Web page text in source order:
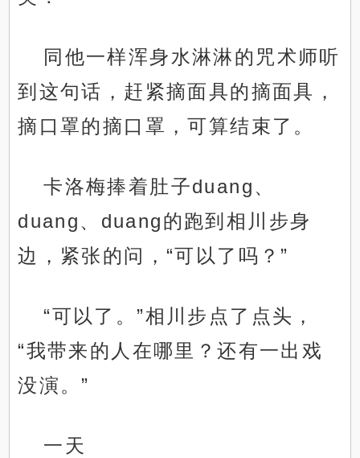
同他一样浑身水淋淋的咒术师听
到这句话，赶紧摘面具的摘面具，
摘口罩的摘口罩，可算结束了。
卡洛梅捧着肚子duang、
duang、duang的跑到相川步身
边，紧张的问，“可以了吗？”
“可以了。”相川步点了点头，
“我带来的人在哪里？还有一出戏
没演。”
一天